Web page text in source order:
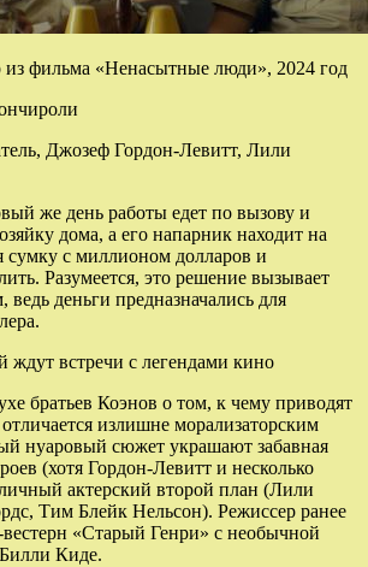
фильма «Ненасытные люди», 2024 год
Джозеф Гордон-Левитт, Лили
же день работы едет по вызову и
дома, а его напарник находит на
сумку с миллионом долларов и
Разумеется, это решение вызывает
деньги предназначались для
ждут встречи с легендами кино
братьев Коэнов о том, к чему приводят
излишне морализаторским
нуаровый сюжет украшают забавная
(хотя Гордон-Левитт и несколько
актерский второй план (Лили
Тим Блейк Нельсон). Режиссер ранее
«Старый Генри» с необычной
Киде.